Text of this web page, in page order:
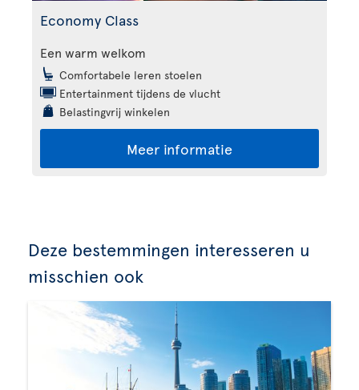
Economy Class
Een warm welkom
Comfortabele leren stoelen
Entertainment tijdens de vlucht
Belastingvrij winkelen
Meer informatie
Deze bestemmingen interesseren u
misschien ook